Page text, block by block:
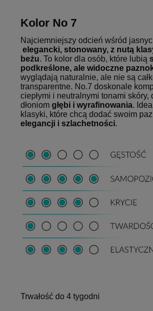
Kolor No 7
Najciemniejszy odcień wśród
elegancki, stonowany, z nutą
beżu. To kolor dla osób, które lubią
podkreślone, ale widoczne
wyglądają naturalnie, ale nie są
transparentne. No.7 doskonale
ciepłymi i neutralnymi tonami skóry,
dłoniom głębi i wyrafinowania.
klasyki, które chcą dodać swoim
elegancji i szlachetności.
Trwałość do 4 tygodni